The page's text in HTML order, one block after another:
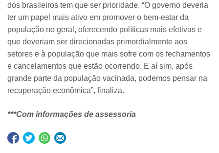
dos brasileiros tem que ser prioridade. “O governo deveria
ter um papel mais ativo em promover o bem-estar da
população no geral, oferecendo políticas mais efetivas e
que deveriam ser direcionadas primordialmente aos
setores e à população que mais sofre com os fechamentos
e cancelamentos que estão ocorrendo. E aí sim, após
grande parte da população vacinada, podemos pensar na
recuperação econômica”, finaliza.
***Com informações de assessoria